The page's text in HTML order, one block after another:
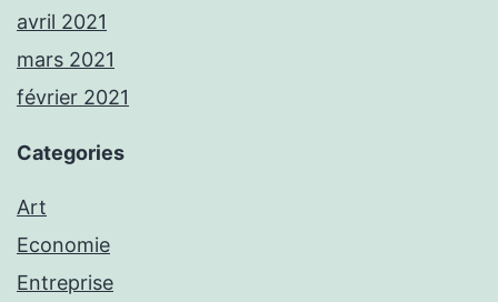
avril 2021
mars 2021
février 2021
Categories
Art
Economie
Entreprise